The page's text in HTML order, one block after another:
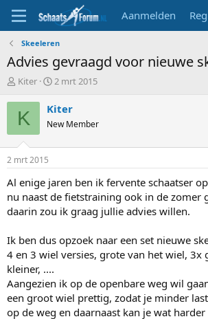
Aanmelden
Skeeleren
Advies gevraagd voor nieuwe
T
p
s
a
r
e
r
Kiter
S
a
t
t
u
m
2 mrt 2015
K Kiter
New Member
2 mrt 2015
Al enige jaren ben ik fervente schaatser
nu naast de fietstraining ook in de zomer
daarin zou ik graag jullie advies willen.
Ik ben dus opzoek naar een set nieuwe
4 en 3 wiel versies, grote van het wiel, 3x
kleiner, ....
Aangezien ik op de openbare weg wil
een groot wiel prettig, zodat je minder
op de weg en daarnaast kan je wat